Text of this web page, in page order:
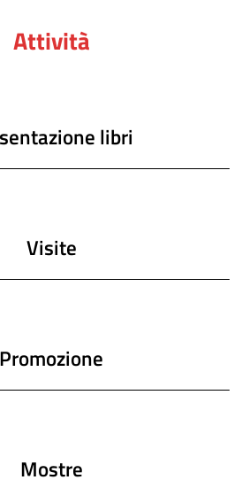
Attività
libri
Visite
Promozione
Mostre